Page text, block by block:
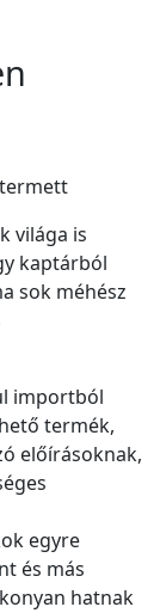
világa is
kaptárból
sok méhész
importból
termék,
előírásoknak,
egyre
és más
hatnak